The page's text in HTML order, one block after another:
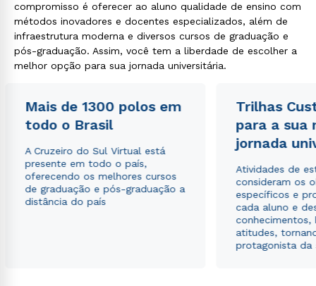
compromisso é oferecer ao aluno qualidade de ensino com
métodos inovadores e docentes especializados, além de
infraestrutura moderna e diversos cursos de graduação e
pós-graduação. Assim, você tem a liberdade de escolher a
melhor opção para sua jornada universitária.
Mais de 1300 polos em
todo o Brasil
A Cruzeiro do Sul Virtual está
presente em todo o país,
oferecendo os melhores cursos
de graduação e pós-graduação a
distância do país
Trilhas
para a sua
jornada
Atividades de
consideram os
específicos e
cada aluno e
conhecimentos,
atitudes,
protagonista da